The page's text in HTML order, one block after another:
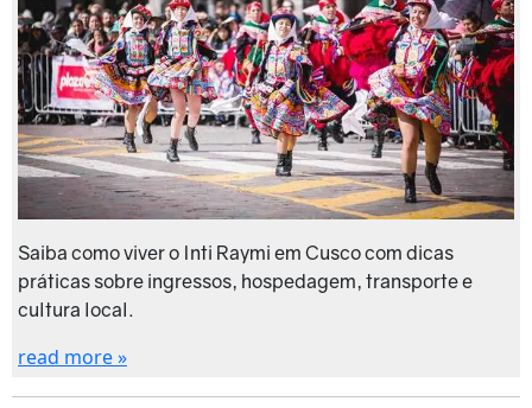
Saiba como viver o Inti Raymi em Cusco com dicas
práticas sobre ingressos, hospedagem, transporte e
cultura local.
read more »